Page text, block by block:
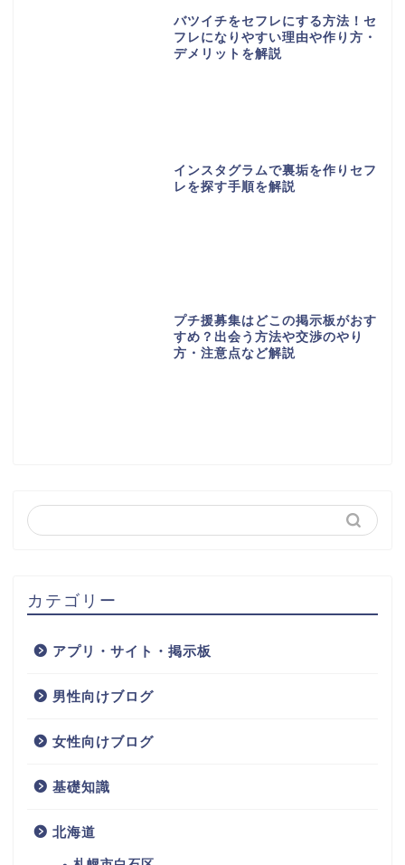
バツイチをセフレにする方法！セ
フレになりやすい理由や作り方・
デメリットを解説
インスタグラムで裏垢を作りセフ
レを探す手順を解説
プチ援募集はどこの掲示板がおす
すめ？出会う方法や交渉のやり
方・注意点など解説
カテゴリー
アプリ・サイト・掲示板
男性向けブログ
女性向けブログ
基礎知識
北海道